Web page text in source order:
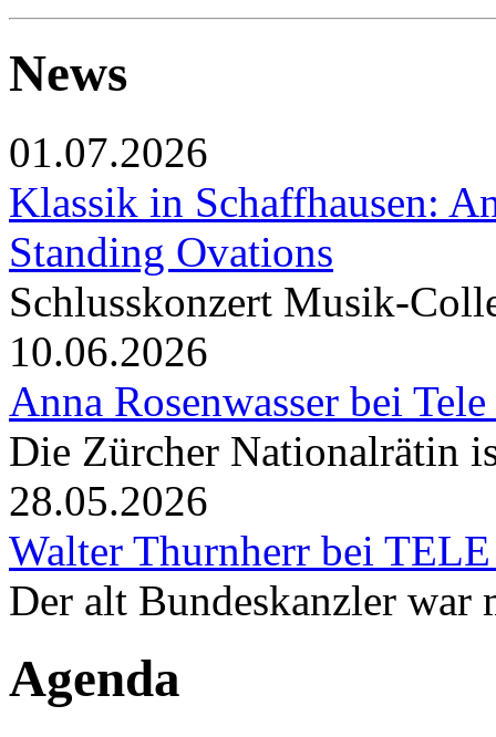
News
01.07.2026
Klassik in Schaffhausen:
Standing Ovations
Schlusskonzert Musik-
10.06.2026
Anna Rosenwasser bei
Die Zürcher Nationalrätin
28.05.2026
Walter Thurnherr bei
Der alt Bundeskanzler war
Agenda